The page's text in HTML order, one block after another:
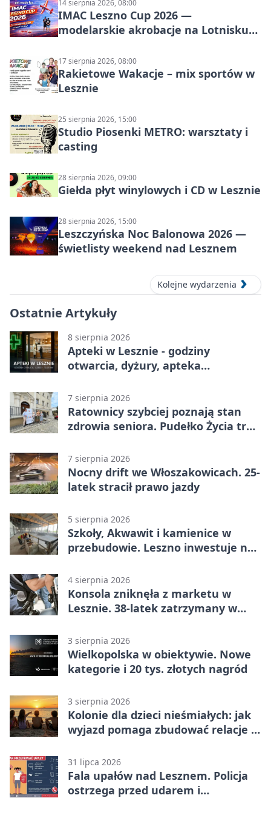
14 sierpnia 2026, 08:00
IMAC Leszno Cup 2026 —
modelarskie akrobacje na Lotnisku
17 sierpnia 2026, 08:00
Rakietowe Wakacje – mix sportów w
Lesznie
25 sierpnia 2026, 15:00
Studio Piosenki METRO: warsztaty i
casting
28 sierpnia 2026, 09:00
Giełda płyt winylowych i CD w Lesznie
28 sierpnia 2026, 15:00
Leszczyńska Noc Balonowa 2026 —
świetlisty weekend nad Lesznem
Kolejne wydarzenia
Ostatnie Artykuły
8 sierpnia 2026
Apteki w Lesznie - godziny
otwarcia, dyżury, apteka
7 sierpnia 2026
Ratownicy szybciej poznają stan
zdrowia seniora. Pudełko Życia trafi
7 sierpnia 2026
Nocny drift we Włoszakowicach. 25-
latek stracił prawo jazdy
5 sierpnia 2026
Szkoły, Akwawit i kamienice w
przebudowie. Leszno inwestuje na
4 sierpnia 2026
Konsola zniknęła z marketu w
Lesznie. 38-latek zatrzymany w
3 sierpnia 2026
Wielkopolska w obiektywie. Nowe
kategorie i 20 tys. złotych nagród
3 sierpnia 2026
Kolonie dla dzieci nieśmiałych: jak
wyjazd pomaga zbudować relacje z
31 lipca 2026
Fala upałów nad Lesznem. Policja
ostrzega przed udarem i